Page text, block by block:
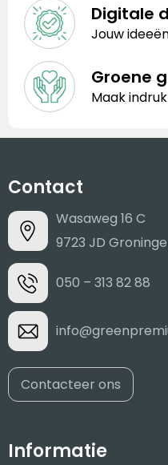
Digitale
Jouw
Groene
Maak
Contact
Wasaweg 16 C
9723 JD
050 – 313 82 88
Contacteer ons
Informatie